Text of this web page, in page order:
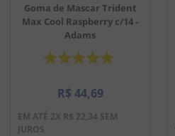
Goma de Mascar Trident
Max Cool Raspberry c/14 -
Adams
R$ 44,69
EM ATÉ 2X R$ 22,34 SEM
JUROS